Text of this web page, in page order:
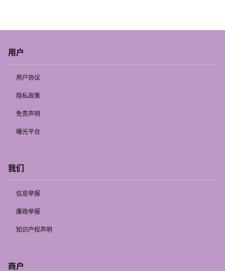
用户
用户协议
隐私政策
免责声明
曝光平台
我们
信息举报
廉政举报
知识产权声明
商户